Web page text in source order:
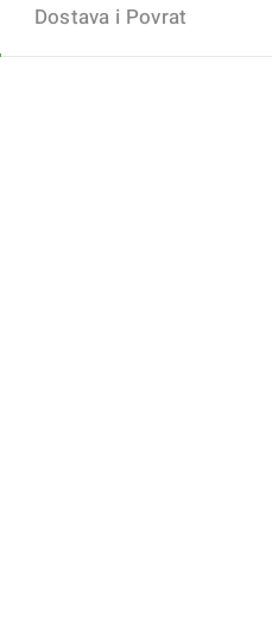
Dostava i Povrat